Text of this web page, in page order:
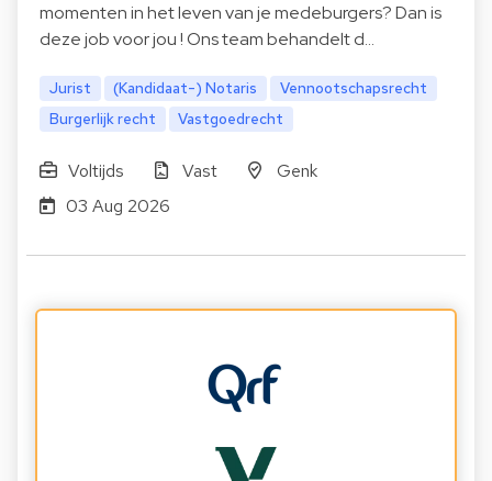
momenten in het leven van je medeburgers? Dan is
deze job voor jou ! Ons team behandelt d…
Jurist (Kandidaat-) Notaris
Vennootschapsrecht
Burgerlijk recht
Vastgoedrecht
Voltijds Vast
Genk
03 Aug 2026